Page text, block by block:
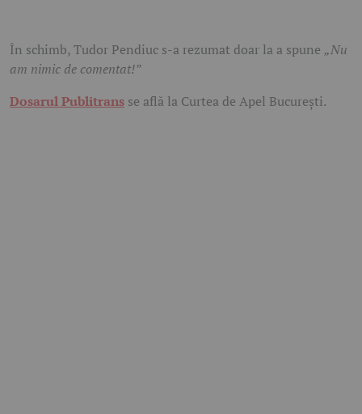
În schimb, Tudor Pendiuc s-a rezumat doar la a spune „Nu
am nimic de comentat!”
Dosarul Publitrans se află la Curtea de Apel București.